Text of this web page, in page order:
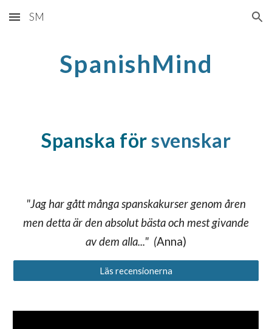
Skip to main content Skip to navigation
SM
SpanishMind
Spanska försvenskar
"Jag har gått många spanskakurser genom åren
men detta är den absolut bästa och mest givande
av dem alla..." (Anna)
Läs recensionerna